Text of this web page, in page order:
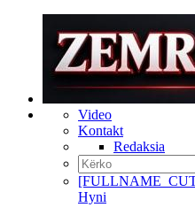
Video
Kontakt
Redaksia
Hyni